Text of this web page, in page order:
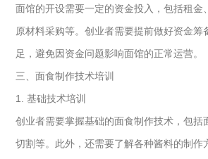
面馆的开设需要一定的资金投入，包括租金
原材料采购等。创业者需要提前做好资金筹
足，避免因资金问题影响面馆的正常运营。
三、面食制作技术培训
1. 基础技术培训
创业者需要掌握基础的面食制作技术，包括
切割等。此外，还需要了解各种酱料的制作